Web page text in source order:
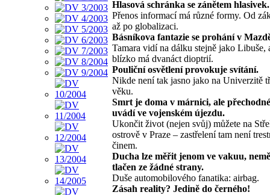
Hlasová schránka se zánětem hlasivek.
Přenos informací má různé formy. Od
až po globalizaci.
Básníkova fantazie se prohání v
Tamara vidí na dálku stejně jako Libuše,
blízko má dvanáct dioptrií.
Pouliční osvětlení provokuje svítání.
Nikde není tak jasno jako na Univerzitě
věku.
Smrt je doma v márnici, ale
uvádí ve vojenském újezdu.
Ukončit život (nejen svůj) můžete na
ostrově v Praze – zastřelení tam není
činem.
Ducha lze měřit jenom ve vakuu,
tlačen ze žádné strany.
Duše automobilového fanatika: airbag.
Zásah reality? Jedině do černého!